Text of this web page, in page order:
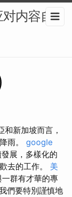
对内容自
新加坡而言，
雨。 google
展，多樣化的
去的工作。 美
群有才華的專
們要特別謹慎地